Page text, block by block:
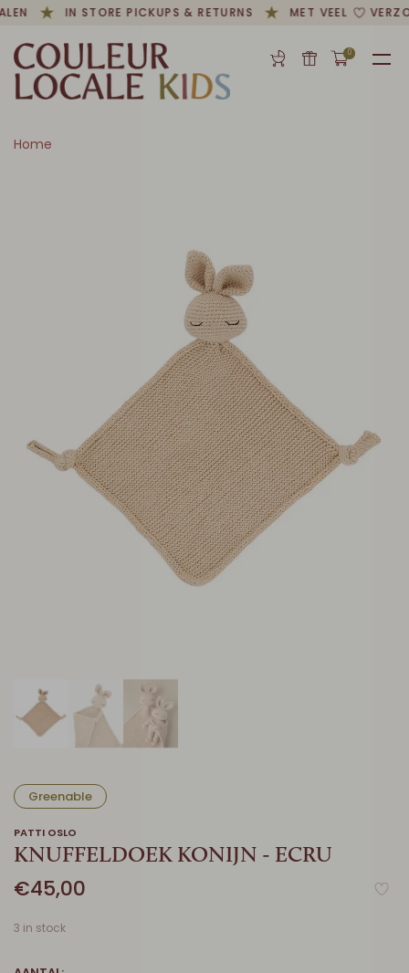
IN STORE PICKUPS & RETURNS MET VEEL
0
Home
Greenable
PATTI OSLO
KNUFFELDOEK KONIJN - ECRU
€45,00
3 in stock